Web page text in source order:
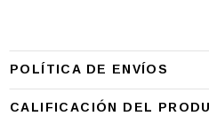
POLÍTICA DE ENVÍOS
CALIFICACIÓN DEL